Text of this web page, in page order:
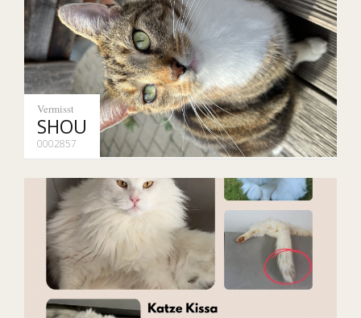
Vermisst
SHOU
0002857